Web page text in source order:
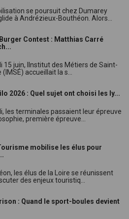
se poursuit chez Dumarey
à Andrézieux-Bouthéon. Alors...
Contest : Matthias Carré
15 juin, lInstitut des Métiers de Saint-
(IMSÉ) accueillait la s...
2026 : Quel sujet ont choisi les ly...
les terminales passaient leur épreuve
première épreuve...
mobilise les élus pour
les élus de la Loire se réunissent
des enjeux touristiq...
: Quand le sport-boules devient